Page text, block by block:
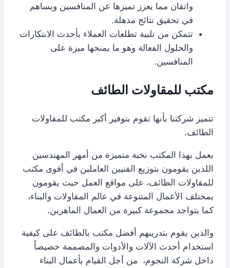
واتقان مما يعزز تميزها عن المنافسين ويساهم
في تحقيق نتائج مذهلة.
تتمكن من تلبية تطلعات العملاء بأحدث الابتكارات
والحلول الفعالة وهو ما يمنحها ميزة على
المنافسين.
مكتب للمقاولات الطائف
تتميز شركتنا بأنها تقوم بتوفير أكبر مكتب للمقاولات
الطائف.
يعمل بهذا المكتب نخبة متميزة من أمهر المهندسين
اللذين يقومون بتوزيع الفنيين العاملين في أقوى مكتب
للمقاولات الطائف، على مواقع العمل حيث يقومون
بمختلف الأعمال المتنوعة في عالم المقاولات والبناء،
كما يتواجد مجموعة كبيرة من العمال الماهرين.
والذين يقوم بتدريبهم أفضل مكتب بالطائف على كيفية
استخدام أحدث الآلات والأدوات والمصممة خصيصاً
داخل شركة النجوم، من أجل القيام بأعمال البناء